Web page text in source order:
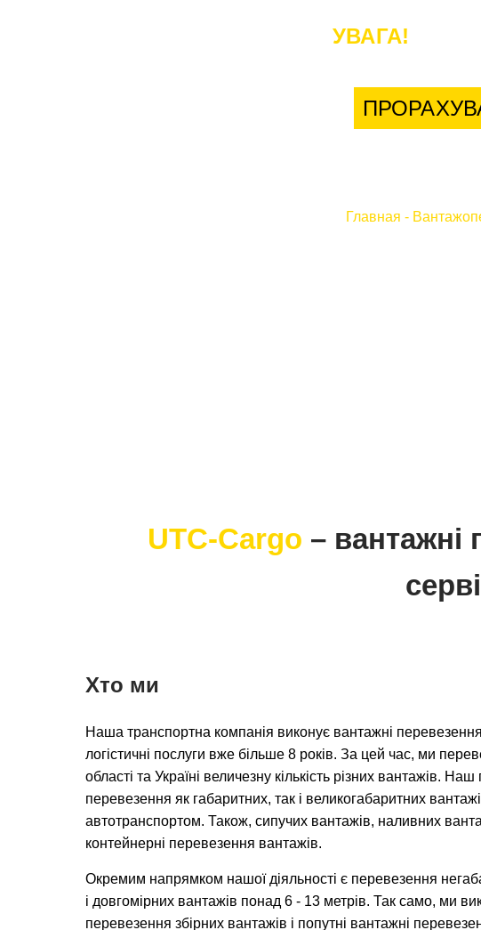
УВАГА!
Главная -
UTC-Cargo – вантажні
Хто ми
Наша транспортна компанія виконує вантажні перевезення
логістичні послуги вже більше 8 років. За цей час, ми
області та Україні величезну кількість різних вантажів.
перевезення як габаритних, так і великогабаритних
автотранспортом. Також, сипучих вантажів, наливних
контейнерні перевезення вантажів.
Окремим напрямком нашої діяльності є перевезення
і довгомірних вантажів понад 6 - 13 метрів. Так само, ми
перевезення збірних вантажів і попутні вантажні